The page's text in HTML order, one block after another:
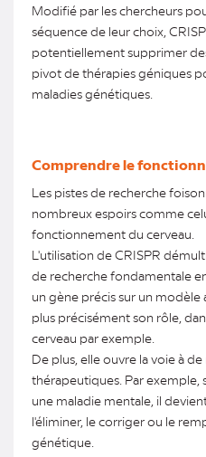
Modifié par les chercheurs
séquence de leur choix,
potentiellement supprimer
pivot de thérapies géniques
maladies génétiques.
Comprendre le
Les pistes de recherche
nombreux espoirs comme
fonctionnement du cerveau.
L'utilisation de CRISPR
de recherche fondamentale
un gène précis sur un
plus précisément son rôle,
cerveau par exemple.
De plus, elle ouvre la voie à
thérapeutiques. Par exemple,
une maladie mentale, il
l'éliminer, le corriger ou le
génétique.